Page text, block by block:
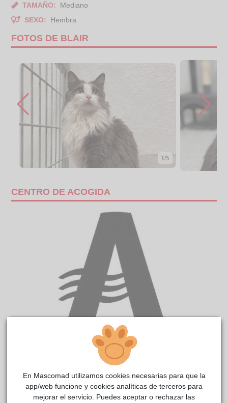
TAMAÑO:
Mediano
SEXO:
Hembra
FOTOS DE BLAIR
1/5
CENTRO DE ACOGIDA
reside actualmente en el centro de acogida
COMENTARIOS
Carácter
En Mascomad utilizamos cookies necesarias para que la
app/web funcione y cookies analíticas de terceros para
mejorar el servicio. Puedes aceptar o rechazar las